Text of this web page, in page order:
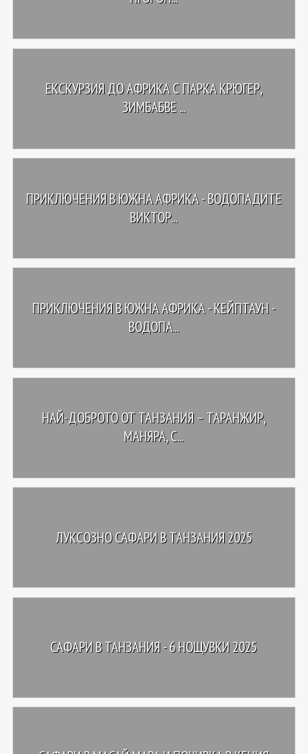
ЕКСКУРЗИЯ ДО АФРИКА С ПАРКА КРЮГЕР,
ЗИМБАБВЕ ...
ПРИКЛЮЧЕНИЯ В ЮЖНА АФРИКА - ВОДОПАДИТЕ
ВИКТОР...
ПРИКЛЮЧЕНИЯ В ЮЖНА АФРИКА - КЕЙПТАУН -
ВОДОПА...
НАЙ-ДОБРОТО ОТ ТАНЗАНИЯ – ТАРАНЖИР,
МАНЯРА, С...
ЛУКСОЗНО САФАРИ В ТАНЗАНИЯ 2025
САФАРИ В ТАНЗАНИЯ - 6 НОЩУВКИ 2025